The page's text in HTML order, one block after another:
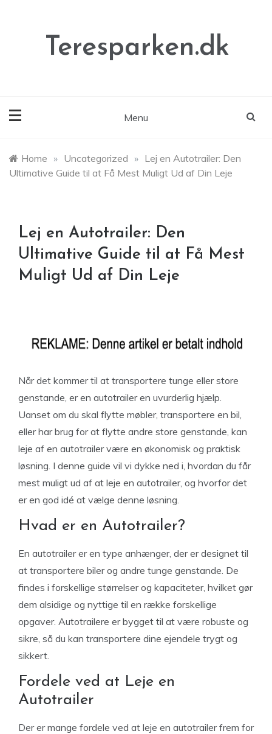
Teresparken.dk
Menu
Home » Uncategorized » Lej en Autotrailer: Den
Ultimative Guide til at Få Mest Muligt Ud af Din Leje
Lej en Autotrailer: Den
Ultimative Guide til at Få Mest
Muligt Ud af Din Leje
Når det kommer til at transportere tunge eller store
genstande, er en autotrailer en uvurderlig hjælp.
Uanset om du skal flytte møbler, transportere en bil,
eller har brug for at flytte andre store genstande, kan
leje af en autotrailer være en økonomisk og praktisk
løsning. I denne guide vil vi dykke ned i, hvordan du får
mest muligt ud af at leje en autotrailer, og hvorfor det
er en god idé at vælge denne løsning.
Hvad er en Autotrailer?
En autotrailer er en type anhænger, der er designet til
at transportere biler og andre tunge genstande. De
findes i forskellige størrelser og kapaciteter, hvilket gør
dem alsidige og nyttige til en række forskellige
opgaver. Autotrailere er bygget til at være robuste og
sikre, så du kan transportere dine ejendele trygt og
sikkert.
Fordele ved at Leje en
Autotrailer
Der er mange fordele ved at leje en autotrailer frem for